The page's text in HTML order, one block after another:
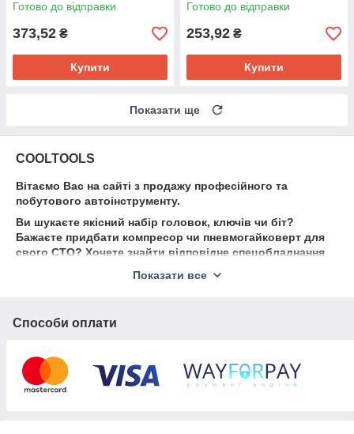
Готово до відправки
373,52 ₴
Купити
Готово до відправки
253,92 ₴
Купити
Показати ще
COOLTOOLS
Вітаємо Вас на сайті з продажу професійного та
побутового автоінструменту.
Ви шукаєте якісний набір головок, ключів чи біт?
Бажаєте придбати компресор чи пневмогайковерт для
свого СТО? Хочете знайти відповідне спецобладнання
понад 10 років. Любимо догоджати нашим покупцям і
На нашому сайті Ви знайдете товари брендів JTC,
FORCE, Forte, Forsage, RockForce, BAUM, MTX, Quatros
Показати все
Способи оплати